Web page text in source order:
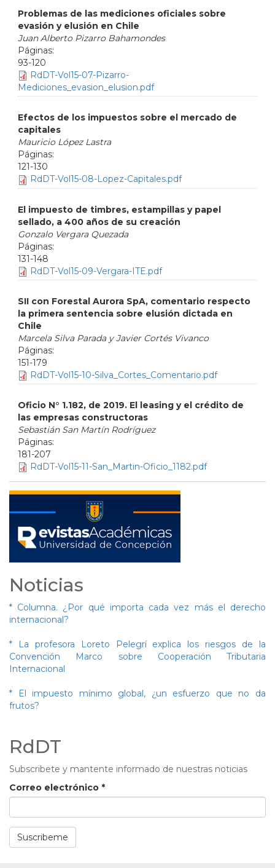
Problemas de las mediciones oficiales sobre
evasión y elusión en Chile
Juan Alberto Pizarro Bahamondes
93-120
RdDT-Vol15-07-Pizarro-
Mediciones_evasion_elusion.pdf
Efectos de los impuestos sobre el mercado de
capitales
Mauricio López Lastra
121-130
RdDT-Vol15-08-Lopez-Capitales.pdf
El impuesto de timbres, estampillas y papel
sellado, a 400 años de su creación
Gonzalo Vergara Quezada
131-148
RdDT-Vol15-09-Vergara-ITE.pdf
SII con Forestal Aurora SpA, comentario respecto
la primera sentencia sobre elusión dictada en
Chile
Marcela Silva Parada y Javier Cortés Vivanco
151-179
RdDT-Vol15-10-Silva_Cortes_Comentario.pdf
Oficio N° 1.182, de 2019. El leasing y el crédito de
las empresas constructoras
Sebastián San Martín Rodríguez
181-207
RdDT-Vol15-11-San_Martin-Oficio_1182.pdf
Noticias
* Columna. ¿Por qué importa cada vez más el derecho
internacional?
* La profesora Loreto Pelegrí explica los riesgos de la
Convención Marco sobre Cooperación Tributaria
Internacional
* El impuesto mínimo global, ¿un esfuerzo que no da
frutos?
RdDT
Subscribete y mantente informado de nuestras noticias
Correo electrónico *
Suscribeme